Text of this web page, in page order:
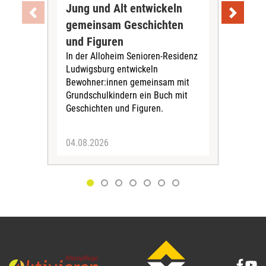
Jung und Alt entwickeln
gemeinsam Geschichten
und Figuren
In der Alloheim Senioren-Residenz
Ludwigsburg entwickeln
Bewohner:innen gemeinsam mit
Grundschulkindern ein Buch mit
Geschichten und Figuren.
04.08.2026